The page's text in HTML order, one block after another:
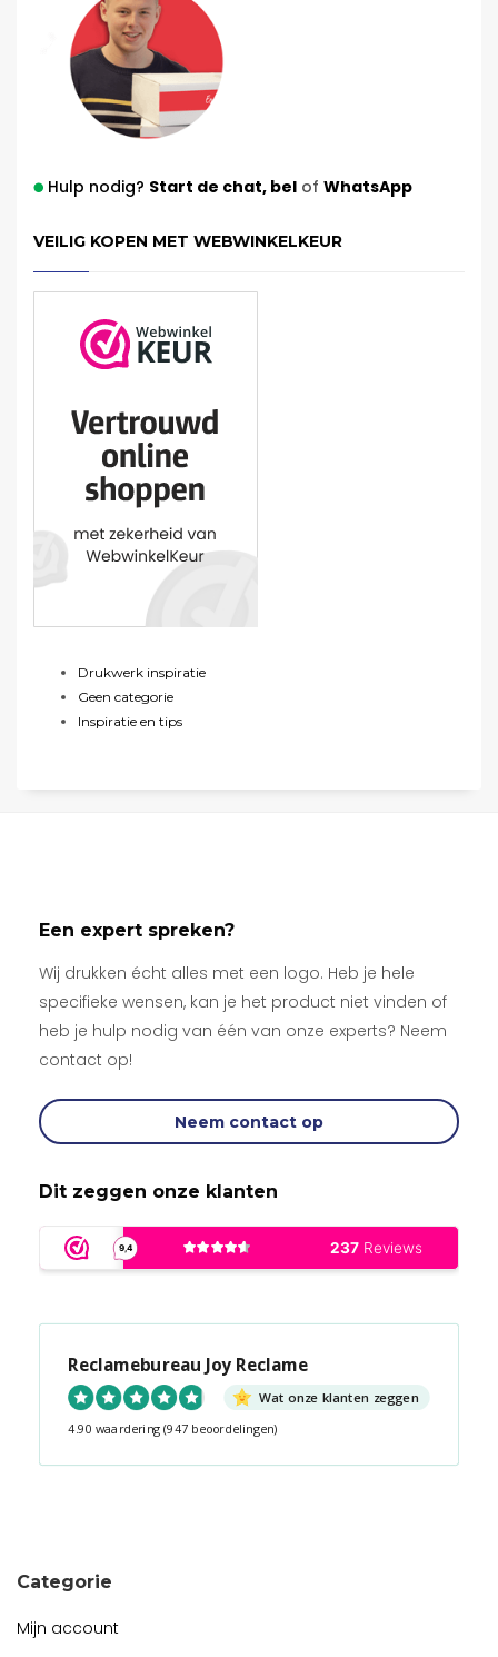
Hulp nodig? Start de chat,belof WhatsApp
VEILIG KOPEN MET WEBWINKELKEUR
Drukwerk inspiratie
Geen categorie
Inspiratie en tips
Een expert spreken?
Wij drukken écht alles met een logo. Heb je hele
specifieke wensen, kan je het product niet vinden of
heb je hulp nodig van één van onze experts? Neem
contact op!
Neem contact op
Dit zeggen onze klanten
Reclamebureau Joy Reclame
Wat onze klanten zeggen
4.90 waardering (947 beoordelingen)
Categorie
Mijn account